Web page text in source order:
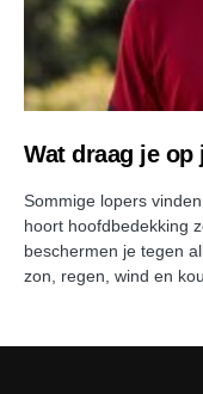
Wat draag je
Sommige lopers
hoort hoofdbedekking
beschermen je tegen
zon, regen, wind en kou.